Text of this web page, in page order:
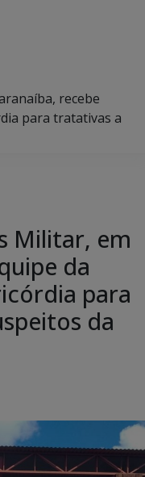
recebe
para tratativas a
Militar, em
da
para
da